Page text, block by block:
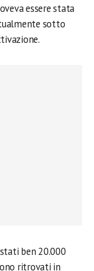
essere stata
sotto
ben 20.000
ritrovati in